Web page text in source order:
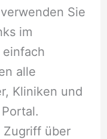
Sie
im
alle
Kliniken und
Zugriff über